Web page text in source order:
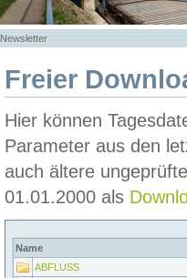
Newsletter
Freier
Hier können
Parameter aus den
auch ältere
01.01.2000 als
Name
ABFLUSS